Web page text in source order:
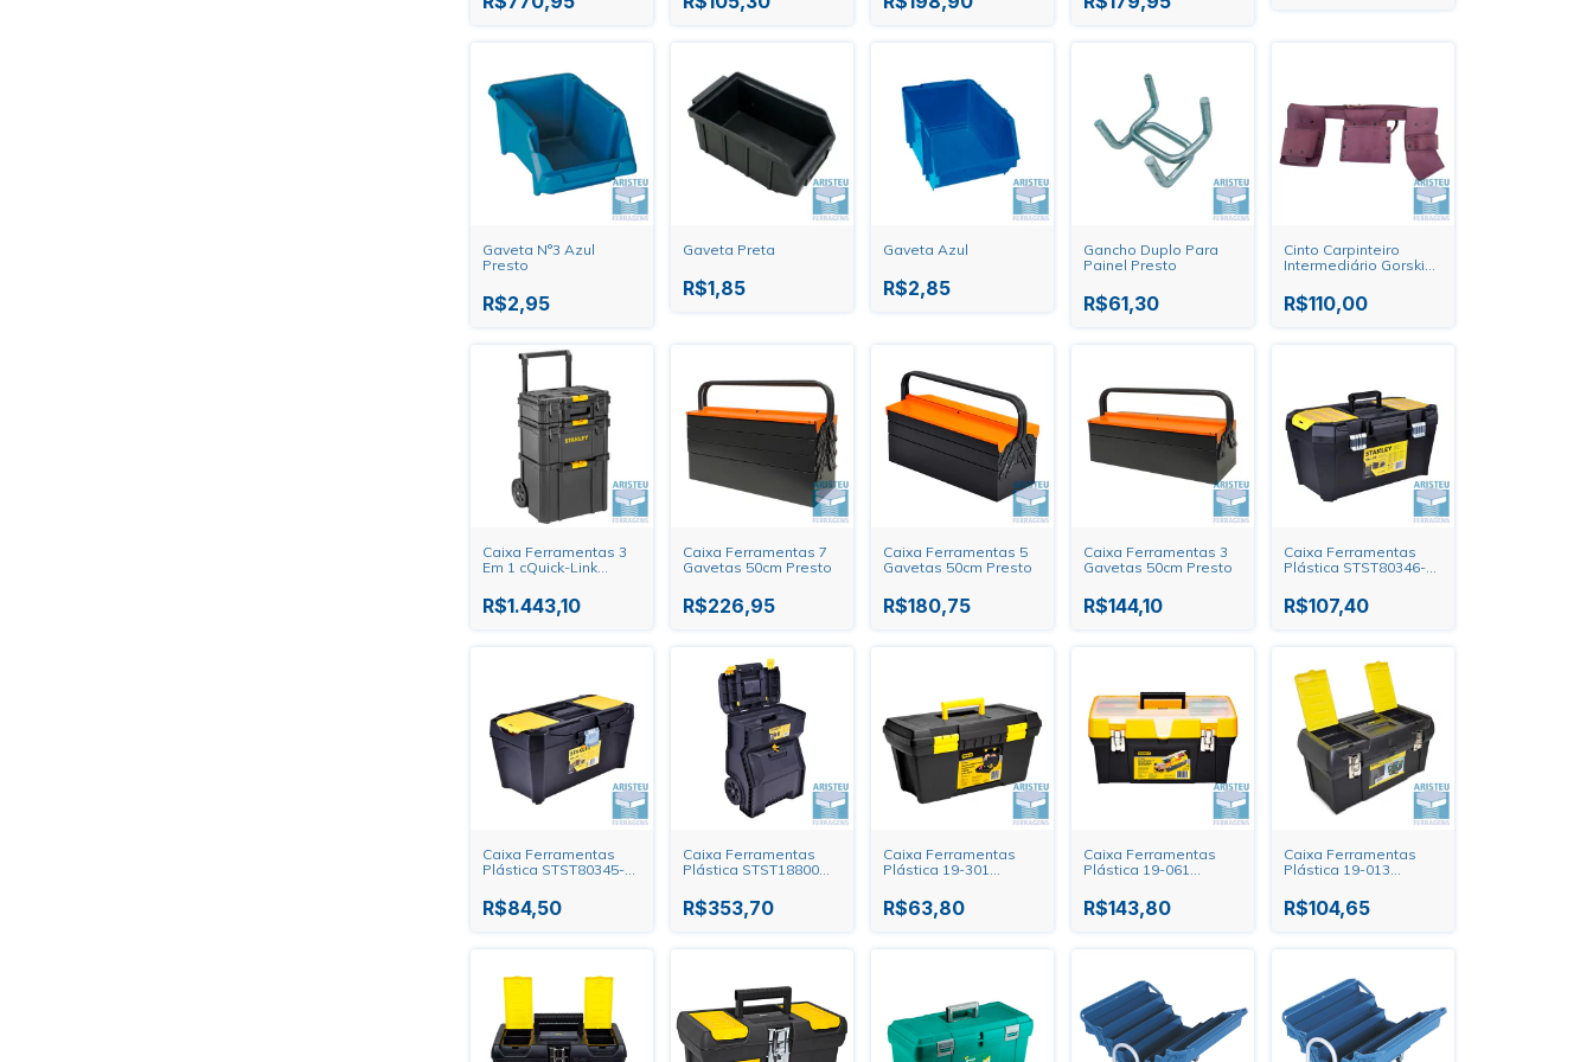
Gaveta N°3 Azul
Presto
R$2,95
Gaveta Preta
R$1,85
Gaveta Azul
R$2,85
Gancho Duplo Para
Painel Presto
R$61,30
Cinto Carpinteiro
Intermediário Gorski
R$110,00
Caixa Ferramentas 3
Em 1 cQuick-Link
R$1.443,10
Caixa Ferramentas 7
Gavetas 50cm Presto
R$226,95
Caixa Ferramentas 5
Gavetas 50cm Presto
R$180,75
Caixa Ferramentas 3
Gavetas 50cm Presto
R$144,10
Caixa Ferramentas
Plástica STST80346-40
R$107,40
Caixa Ferramentas
Plástica STST80345-40
R$84,50
Caixa Ferramentas
Plástica STST18800
R$353,70
Caixa Ferramentas
Plástica 19-301
R$63,80
Caixa Ferramentas
Plástica 19-061
R$143,80
Caixa Ferramentas
Plástica 19-013
R$104,65